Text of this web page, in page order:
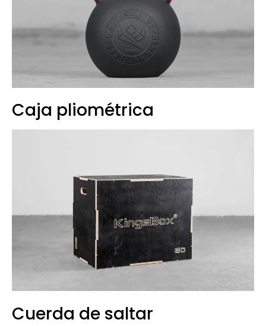
Caja pliométrica
Cuerda de saltar